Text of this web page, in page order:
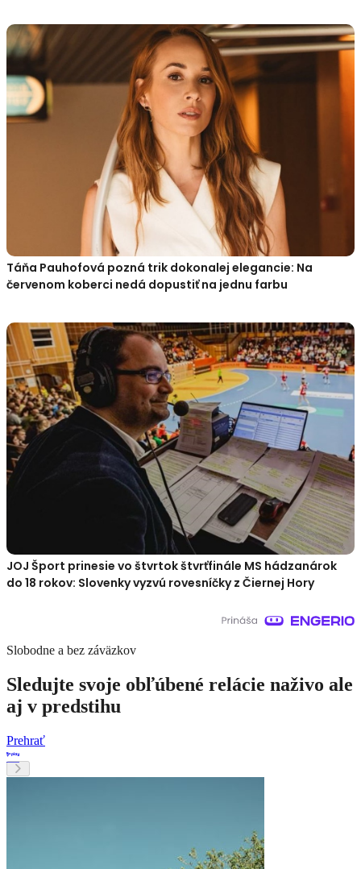
Táňa Pauhofová pozná trik dokonalej elegancie: Na
červenom koberci nedá dopustiť na jednu farbu
JOJ Šport prinesie vo štvrtok štvrťfinále MS hádzanárok
do 18 rokov: Slovenky vyzvú rovesníčky z Čiernej Hory
Slobodne a bez záväzkov
Sledujte svoje obľúbené relácie naživo ale
aj v predstihu
Prehrať